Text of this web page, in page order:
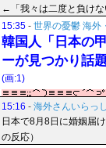
←「我々は二度と負けな
15:35 - 世界の憂鬱 海外
韓国人「日本の
ーが見つかり話
(画:1)
15:16 - 海外さんいらっ
日本で8月8日に婚姻届
の反応）